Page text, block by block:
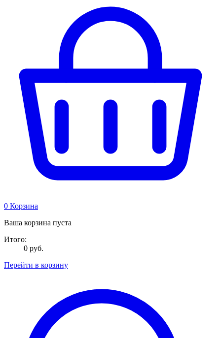
0 Корзина
Ваша корзина пуста
Итого:
0 руб.
Перейти в корзину